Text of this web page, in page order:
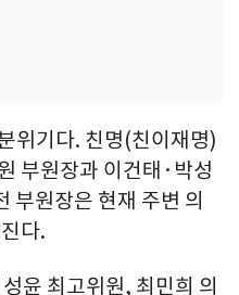
위기다. 친명(친이재명)
부원장과 이건태·박성
부원장은 현재 주변 의
다.
윤 최고위원, 최민희 의